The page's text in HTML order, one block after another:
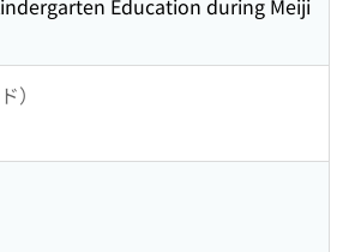
Education during Meiji
）